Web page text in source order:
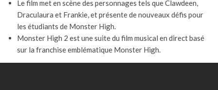
Le film met en scène des personnages tels que Clawdeen,
Draculaura et Frankie, et présente de nouveaux défis pour
les étudiants de Monster High.
Monster High 2 est une suite du film musical en direct basé
sur la franchise emblématique Monster High.